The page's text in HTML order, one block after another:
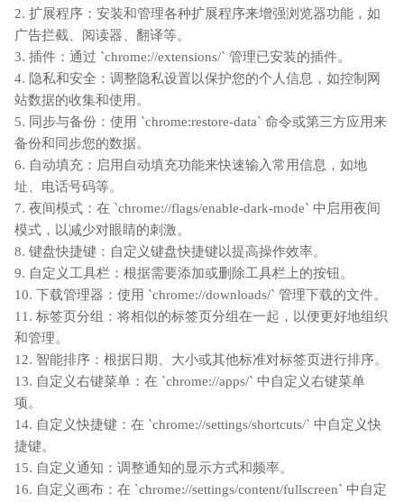
2. 扩展程序：安装和管理各种扩展程序来增强浏览器功能，如
广告拦截、阅读器、翻译等。
3. 插件：通过 `chrome://extensions/` 管理已安装的插件。
4. 隐私和安全：调整隐私设置以保护您的个人信息，如控制网
站数据的收集和使用。
5. 同步与备份：使用 `chrome:restore-data` 命令或第三方应用来
备份和同步您的数据。
6. 自动填充：启用自动填充功能来快速输入常用信息，如地
址、电话号码等。
7. 夜间模式：在 `chrome://flags/enable-dark-mode` 中启用夜间
模式，以减少对眼睛的刺激。
8. 键盘快捷键：自定义键盘快捷键以提高操作效率。
9. 自定义工具栏：根据需要添加或删除工具栏上的按钮。
10. 下载管理器：使用 `chrome://downloads/` 管理下载的文件。
11. 标签页分组：将相似的标签页分组在一起，以便更好地组织
和管理。
12. 智能排序：根据日期、大小或其他标准对标签页进行排序。
13. 自定义右键菜单：在 `chrome://apps/` 中自定义右键菜单
项。
14. 自定义快捷键：在 `chrome://settings/shortcuts/` 中自定义快
捷键。
15. 自定义通知：调整通知的显示方式和频率。
16. 自定义画布：在 `chrome://settings/content/fullscreen` 中自定